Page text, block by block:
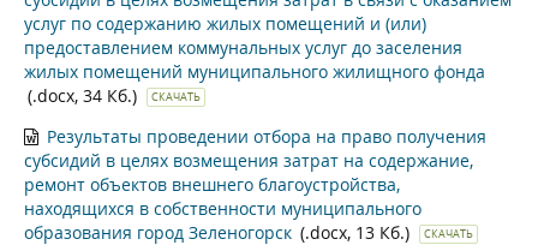
услуг по содержанию жилых помещений и (или)
предоставлением коммунальных услуг до заселения
жилых помещений муниципального жилищного фонда
(.docx, 34 Кб.)
СКАЧАТЬ
Результаты проведении отбора на право получения
субсидий в целях возмещения затрат на содержание,
ремонт объектов внешнего благоустройства,
находящихся в собственности муниципального
образования город Зеленогорск (.docx, 13 Кб.) СКАЧАТЬ